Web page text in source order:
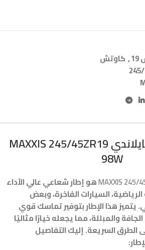
, كاوتش
إطار ماكسس تايلاندي MAXXIS 245/45ZR19
98W
هو إطار شعاعي عالي الأداء
السيارات الفاخرة، وبعض
يتميز هذا الإطار بتوفير تماسك قوي
والمبللة، مما يجعله خيارًا مثاليًا
الطرق السريعة. إليك التفاصيل